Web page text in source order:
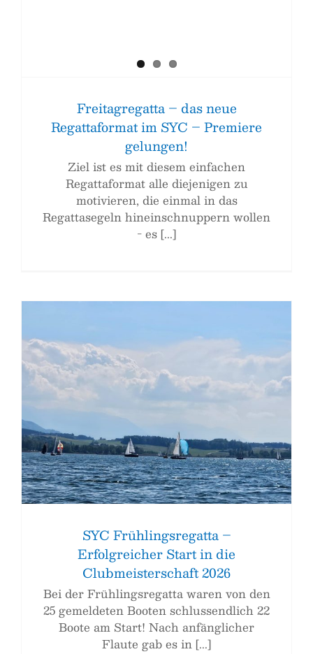
Freitagregatta – das neue
Regattaformat im SYC – Premiere
gelungen!
Ziel ist es mit diesem einfachen
Regattaformat alle diejenigen zu
motivieren, die einmal in das
Regattasegeln hineinschnuppern wollen
- es [...]
SYC Frühlingsregatta –
Erfolgreicher Start in die
Clubmeisterschaft 2026
Bei der Frühlingsregatta waren von den
25 gemeldeten Booten schlussendlich 22
Boote am Start! Nach anfänglicher
Flaute gab es in [...]